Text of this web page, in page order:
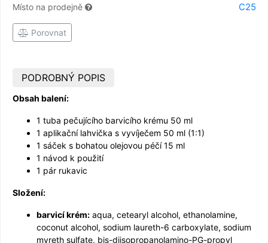
Místo na prodejně
C25
Porovnat
PODROBNÝ POPIS
Obsah balení:
1 tuba pečujícího barvicího krému 50 ml
1 aplikační lahvička s vyvíječem 50 ml (1:1)
1 sáček s bohatou olejovou péčí 15 ml
1 návod k použití
1 pár rukavic
Složení:
barvicí krém: aqua, cetearyl alcohol, ethanolamine,
coconut alcohol, sodium laureth-6 carboxylate, sodium
myreth sulfate, bis-diisopropanolamino-PG-propyl